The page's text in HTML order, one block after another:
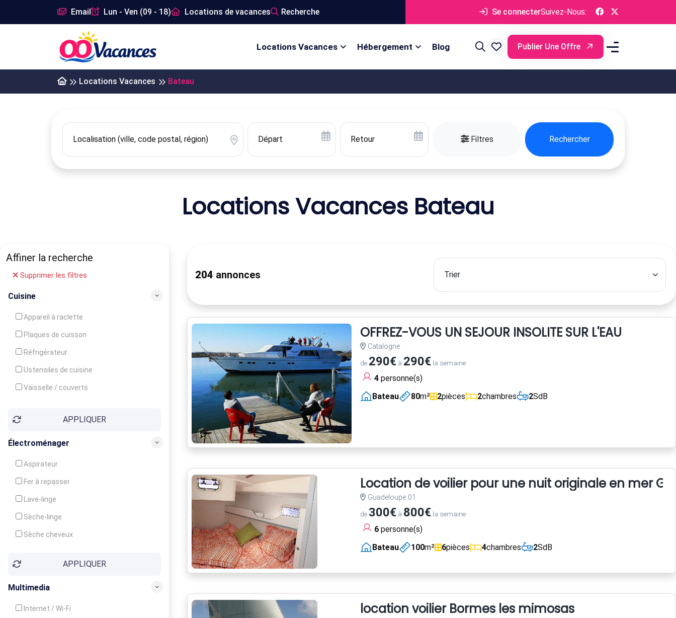
Email Lun - Ven (09 - 18) Locations de vacances Recherche Se connecterSuivez-Nous:
Locations Vacances Hébergement Blog Publier Une Offre
Locations Vacances Bateau
Filtres Rechercher
Locations Vacances Bateau
Affiner la recherche
Supprimer les filtres
Cuisine
Appareil à raclette
Plaques de cuisson
Réfrigérateur
Ustensiles de cuisine
Vaisselle / couverts
Congélateur
APPLIQUER
Électroménager
Aspirateur
Fer à repasser
Lave-linge
Sèche-linge
Sèche cheveux
APPLIQUER
Multimedia
Internet / Wi-Fi
204 annonces
OFFREZ-VOUS UN SEJOUR INSOLITE SUR L'EAU
Catalogne
de 290€à 290€la semaine
4personne(s)
Bateau
80m² 2pièces 2chambres 2SdB
Location de voilier pour une nuit originale en mer
Guadeloupe 01
de 300€à 800€la semaine
6personne(s)
Bateau
100m² 6pièces 4chambres 2SdB
location voilier Bormes les mimosas